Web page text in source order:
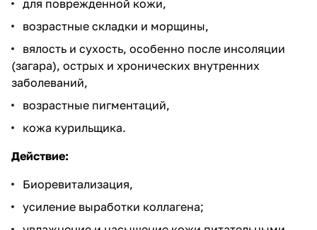
для поврежденной кожи,
возрастные складки и морщины,
вялость и сухость, особенно после инсоляции
(загара), острых и хронических внутренних
заболеваний,
возрастные пигментаций,
кожа курильщика.
Действие:
Биоревитализация,
усиление выработки коллагена;